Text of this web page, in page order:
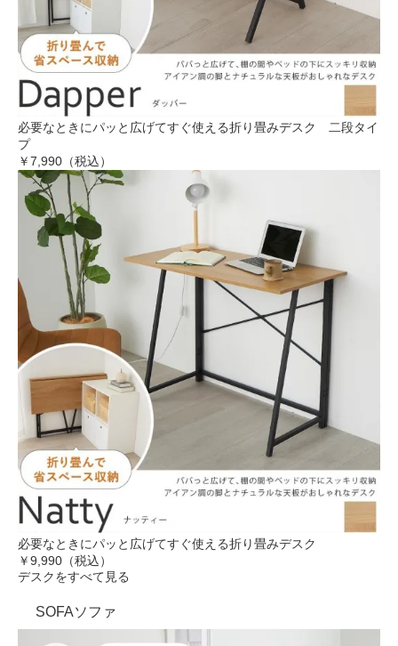
必要なときにパッと広げてすぐ使える折り畳みデスク 二段タイ
プ
￥7,990（税込）
必要なときにパッと広げてすぐ使える折り畳みデスク
￥9,990（税込）
デスクをすべて見る
SOFAソファ